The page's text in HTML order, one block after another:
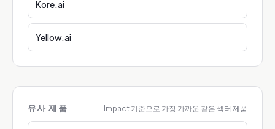
Kore.ai
Yellow.ai
유사 제품 Impact 기준으로 가장 가까운 같은 섹터 제품